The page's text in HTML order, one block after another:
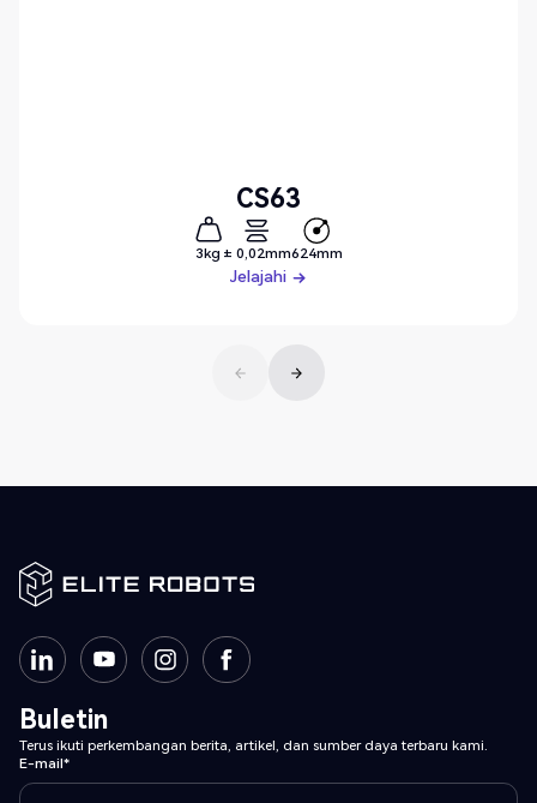
CS63
3kg ± 0,02mm624mm
Jelajahi
Buletin
Terus ikuti perkembangan berita, artikel, dan sumber daya terbaru kami.
E-mail*